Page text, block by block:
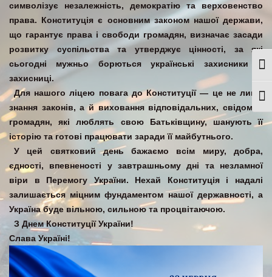
символізує незалежність, демократію та верховенство
права. Конституція є основним законом нашої держави,
що гарантує права і свободи громадян, визначає засади
розвитку суспільства та утверджує цінності, за які
сьогодні мужньо борються українські захисники й
захисниці.
Для нашого ліцею повага до Конституції — це не лише
знання законів, а й виховання відповідальних, свідомих
громадян, які люблять свою Батьківщину, шанують її
історію та готові працювати заради її майбутнього.
У цей святковий день бажаємо всім миру, добра,
єдності, впевненості у завтрашньому дні та незламної
віри в Перемогу України. Нехай Конституція і надалі
залишається міцним фундаментом нашої державності, а
Україна буде вільною, сильною та процвітаючою.
З Днем Конституції України!
Слава Україні!